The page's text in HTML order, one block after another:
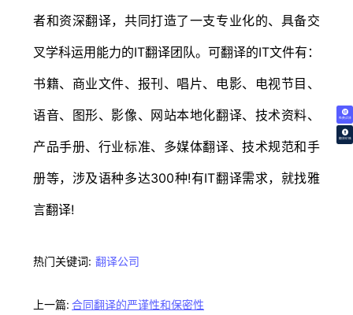
免费试译
翻译价格
者和资深翻译，共同打造了一支专业化的、具备交
叉学科运用能力的IT翻译团队。可翻译的IT文件有：
书籍、商业文件、报刊、唱片、电影、电视节目、
语音、图形、影像、网站本地化翻译、技术资料、
产品手册、行业标准、多媒体翻译、技术规范和手
册等，涉及语种多达300种!有IT翻译需求，就找雅
言翻译!
热门关键词: 翻译公司
上一篇: 合同翻译的严谨性和保密性